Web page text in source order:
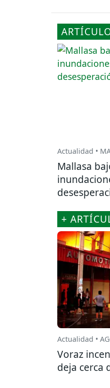
Actualidad •
Mallasa
+
Actualidad •
Voraz
deja cerca